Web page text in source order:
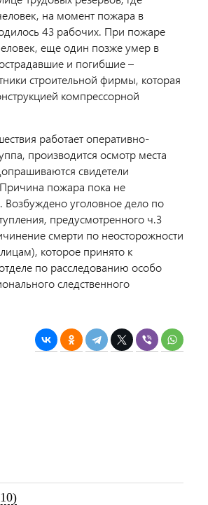
на момент пожара в
43 рабочих. При пожаре
еще один позже умер в
и погибшие –
строительной фирмы, которая
компрессорной
работает оперативно-
производится осмотр места
свидетели
пожара пока не
Возбуждено уголовное дело по
предусмотренного ч.3
смерти по неосторожности
которое принято к
по расследованию особо
следственного